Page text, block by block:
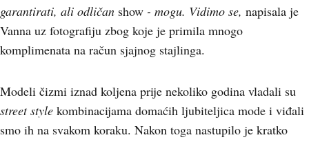
garantirati, ali odličan show - mogu. Vidimo se, napisala je
Vanna uz fotografiju zbog koje je primila mnogo
komplimenata na račun sjajnog stajlinga.
Modeli čizmi iznad koljena prije nekoliko godina vladali su
street style kombinacijama domaćih ljubiteljica mode i viđali
smo ih na svakom koraku. Nakon toga nastupilo je kratko